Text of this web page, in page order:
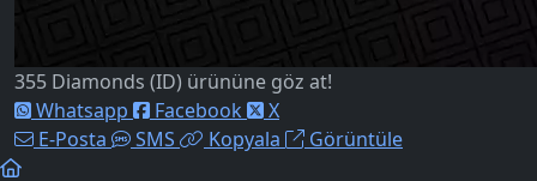
355 Diamonds (ID) ürününe göz at!
Whatsapp
Facebook
X
E-Posta
SMS Kopyala Görüntüle